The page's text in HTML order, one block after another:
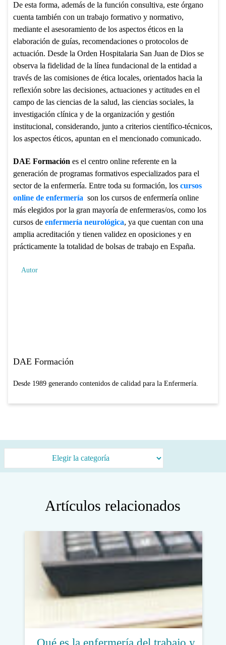
De esta forma, además de la función consultiva, este órgano
cuenta también con un trabajo formativo y normativo,
mediante el asesoramiento de los aspectos éticos en la
elaboración de guías, recomendaciones o protocolos de
actuación. Desde la Orden Hospitalaria San Juan de Dios se
observa la fidelidad de la línea fundacional de la entidad a
través de las comisiones de ética locales, orientados hacia la
reflexión sobre las decisiones, actuaciones y actitudes en el
campo de las ciencias de la salud, las ciencias sociales, la
investigación clínica y de la organización y gestión
institucional, considerando, junto a criterios científico-técnicos,
los aspectos éticos, apuntan en el mencionado comunicado.
DAE Formación es el centro online referente en la
generación de programas formativos especializados para el
sector de la enfermería. Entre toda su formación, los cursos
online de enfermería son los cursos de enfermería online
más elegidos por la gran mayoría de enfermeras/os, como los
cursos de enfermería neurológica, ya que cuentan con una
amplia acreditación y tienen validez en oposiciones y en
prácticamente la totalidad de bolsas de trabajo en España.
Autor
DAE Formación
Desde 1989 generando contenidos de calidad para la Enfermería.
Artículos relacionados